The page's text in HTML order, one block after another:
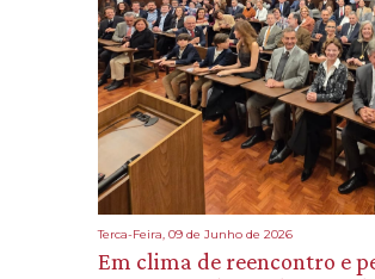
Terca-Feira, 09 de Junho de 2026
Em clima de reencontro e